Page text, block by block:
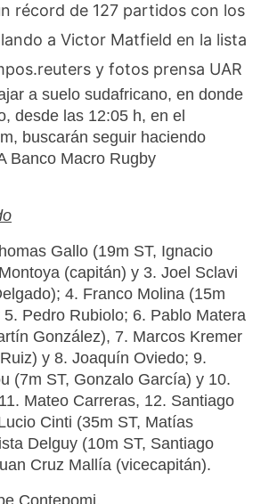
récord de 127 partidos con los
a Victor Matfield en la lista
y fotos prensa UAR
a suelo sudafricano, en donde
desde las 12:05 h, en el
buscarán seguir haciendo
Banco Macro Rugby
Gallo (19m ST, Ignacio
(capitán) y 3. Joel Sclavi
4. Franco Molina (15m
5. Pedro Rubiolo; 6. Pablo Matera
González), 7. Marcos Kremer
y 8. Joaquín Oviedo; 9.
(7m ST, Gonzalo García) y 10.
Mateo Carreras, 12. Santiago
Cinti (35m ST, Matías
Delguy (10m ST, Santiago
Cruz Mallía (vicecapitán).